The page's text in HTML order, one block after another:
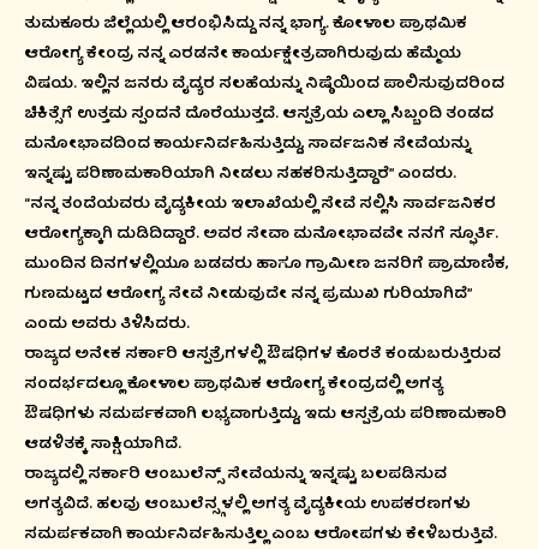
ತುಮಕೂರು ಜಿಲ್ಲೆಯಲ್ಲಿ ಆರಂಭಿಸಿದ್ದು ನನ್ನ ಭಾಗ್ಯ. ಕೋಳಾಲ ಪ್ರಾಥಮಿಕ
ಆರೋಗ್ಯ ಕೇಂದ್ರ ನನ್ನ ಎರಡನೇ ಕಾರ್ಯಕ್ಷೇತ್ರವಾಗಿರುವುದು ಹೆಮ್ಮೆಯ
ವಿಷಯ. ಇಲ್ಲಿನ ಜನರು ವೈದ್ಯರ ಸಲಹೆಯನ್ನು ನಿಷ್ಠೆಯಿಂದ ಪಾಲಿಸುವುದರಿಂದ
ಚಿಕಿತ್ಸೆಗೆ ಉತ್ತಮ ಸ್ಪಂದನೆ ದೊರೆಯುತ್ತದೆ. ಆಸ್ಪತ್ರೆಯ ಎಲ್ಲಾ ಸಿಬ್ಬಂದಿ ತಂಡದ
ಮನೋಭಾವದಿಂದ ಕಾರ್ಯನಿರ್ವಹಿಸುತ್ತಿದ್ದು, ಸಾರ್ವಜನಿಕ ಸೇವೆಯನ್ನು
ಇನ್ನಷ್ಟು ಪರಿಣಾಮಕಾರಿಯಾಗಿ ನೀಡಲು ಸಹಕರಿಸುತ್ತಿದ್ದಾರೆ” ಎಂದರು.
“ನನ್ನ ತಂದೆಯವರು ವೈದ್ಯಕೀಯ ಇಲಾಖೆಯಲ್ಲಿ ಸೇವೆ ಸಲ್ಲಿಸಿ ಸಾರ್ವಜನಿಕರ
ಆರೋಗ್ಯಕ್ಕಾಗಿ ದುಡಿದಿದ್ದಾರೆ. ಅವರ ಸೇವಾ ಮನೋಭಾವವೇ ನನಗೆ ಸ್ಫೂರ್ತಿ.
ಮುಂದಿನ ದಿನಗಳಲ್ಲಿಯೂ ಬಡವರು ಹಾಗೂ ಗ್ರಾಮೀಣ ಜನರಿಗೆ ಪ್ರಾಮಾಣಿಕ,
ಗುಣಮಟ್ಟದ ಆರೋಗ್ಯ ಸೇವೆ ನೀಡುವುದೇ ನನ್ನ ಪ್ರಮುಖ ಗುರಿಯಾಗಿದೆ”
ಎಂದು ಅವರು ತಿಳಿಸಿದರು.
ರಾಜ್ಯದ ಅನೇಕ ಸರ್ಕಾರಿ ಆಸ್ಪತ್ರೆಗಳಲ್ಲಿ ಔಷಧಿಗಳ ಕೊರತೆ ಕಂಡುಬರುತ್ತಿರುವ
ಸಂದರ್ಭದಲ್ಲೂ ಕೋಳಾಲ ಪ್ರಾಥಮಿಕ ಆರೋಗ್ಯ ಕೇಂದ್ರದಲ್ಲಿ ಅಗತ್ಯ
ಔಷಧಿಗಳು ಸಮರ್ಪಕವಾಗಿ ಲಭ್ಯವಾಗುತ್ತಿದ್ದು, ಇದು ಆಸ್ಪತ್ರೆಯ ಪರಿಣಾಮಕಾರಿ
ಆಡಳಿತಕ್ಕೆ ಸಾಕ್ಷಿಯಾಗಿದೆ.
ರಾಜ್ಯದಲ್ಲಿ ಸರ್ಕಾರಿ ಆಂಬುಲೆನ್ಸ್ ಸೇವೆಯನ್ನು ಇನ್ನಷ್ಟು ಬಲಪಡಿಸುವ
ಅಗತ್ಯವಿದೆ. ಹಲವು ಆಂಬುಲೆನ್ಸ್ಗಳಲ್ಲಿ ಅಗತ್ಯ ವೈದ್ಯಕೀಯ ಉಪಕರಣಗಳು
ಸಮರ್ಪಕವಾಗಿ ಕಾರ್ಯನಿರ್ವಹಿಸುತ್ತಿಲ್ಲ ಎಂಬ ಆರೋಪಗಳು ಕೇಳಿಬರುತ್ತಿವೆ.